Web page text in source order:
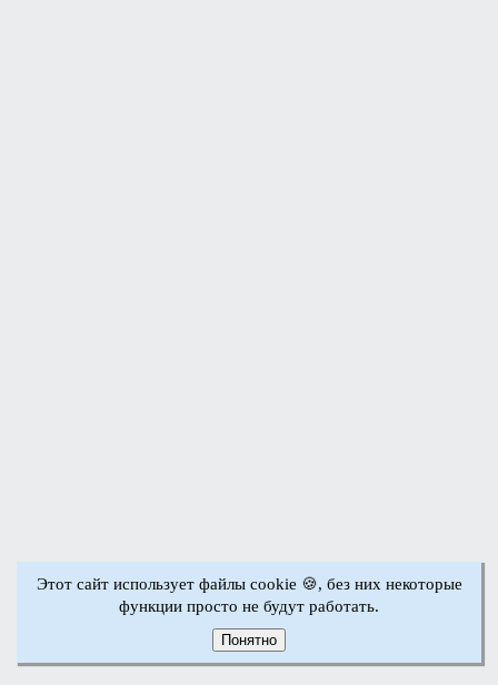
Этот сайт использует файлы cookie 🍪, без них некоторые
функции просто не будут работать.
Понятно